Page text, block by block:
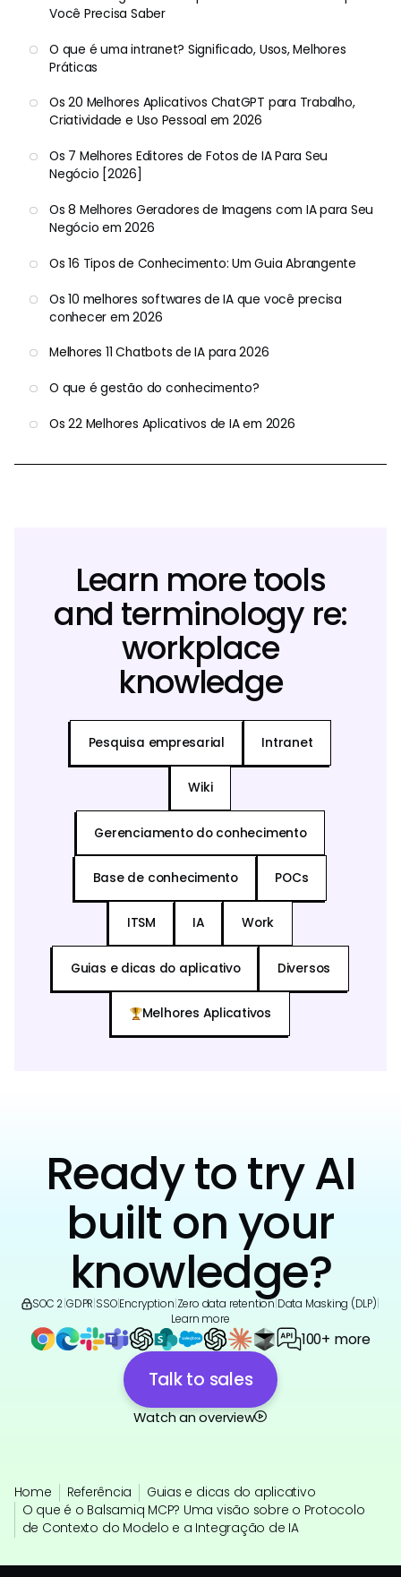
Você Precisa Saber
O que é uma intranet? Significado, Usos, Melhores
Práticas
Os 20 Melhores Aplicativos ChatGPT para Trabalho,
Criatividade e Uso Pessoal em 2026
Os 7 Melhores Editores de Fotos de IA Para Seu
Negócio [2026]
Os 8 Melhores Geradores de Imagens com IA para Seu
Negócio em 2026
Os 16 Tipos de Conhecimento: Um Guia Abrangente
Os 10 melhores softwares de IA que você precisa
conhecer em 2026
Melhores 11 Chatbots de IA para 2026
O que é gestão do conhecimento?
Os 22 Melhores Aplicativos de IA em 2026
Learn more tools
and terminology re:
workplace
knowledge
Pesquisa empresarial Intranet
Wiki
Gerenciamento do conhecimento
Base de conhecimento POCs
ITSM IA Work
Guias e dicas do aplicativo Diversos
Melhores Aplicativos
Ready to try AI
built on your
knowledge?
SOC 2 GDPR SSO|Encryption Zero data retention Data Masking (DLP)
Learn more
100+ more
Talk to sales
Watch an overview
Home Referência
Guias e dicas do aplicativo
O que é o Balsamiq MCP? Uma visão sobre o Protocolo
de Contexto do Modelo e a Integração de IA